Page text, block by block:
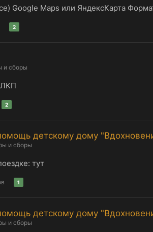
Google Maps или ЯндексКарта
2
и сборы
ЛКП
2
детскому дому
и сборы
тут
1
детскому дому
и сборы